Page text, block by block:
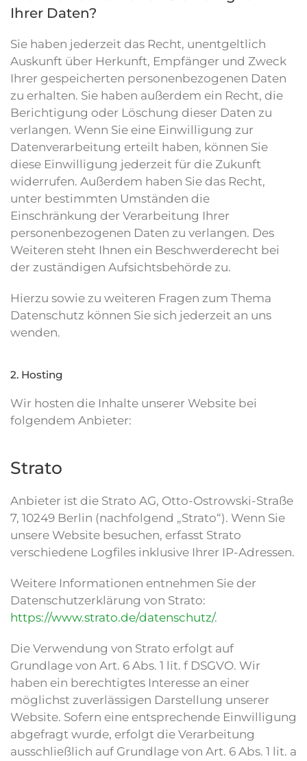
Ihrer Daten?
Sie haben jederzeit das Recht, unentgeltlich
Auskunft über Herkunft, Empfänger und Zweck
Ihrer gespeicherten personenbezogenen Daten
zu erhalten. Sie haben außerdem ein Recht, die
Berichtigung oder Löschung dieser Daten zu
verlangen. Wenn Sie eine Einwilligung zur
Datenverarbeitung erteilt haben, können Sie
diese Einwilligung jederzeit für die Zukunft
widerrufen. Außerdem haben Sie das Recht,
unter bestimmten Umständen die
Einschränkung der Verarbeitung Ihrer
personenbezogenen Daten zu verlangen. Des
Weiteren steht Ihnen ein Beschwerderecht bei
der zuständigen Aufsichtsbehörde zu.
Hierzu sowie zu weiteren Fragen zum Thema
Datenschutz können Sie sich jederzeit an uns
wenden.
2. Hosting
Wir hosten die Inhalte unserer Website bei
folgendem Anbieter:
Strato
Anbieter ist die Strato AG, Otto-Ostrowski-Straße
7, 10249 Berlin (nachfolgend „Strato“). Wenn Sie
unsere Website besuchen, erfasst Strato
verschiedene Logfiles inklusive Ihrer IP-Adressen.
Weitere Informationen entnehmen Sie der
Datenschutzerklärung von Strato:
https://www.strato.de/datenschutz/.
Die Verwendung von Strato erfolgt auf
Grundlage von Art. 6 Abs. 1 lit. f DSGVO. Wir
haben ein berechtigtes Interesse an einer
möglichst zuverlässigen Darstellung unserer
Website. Sofern eine entsprechende Einwilligung
abgefragt wurde, erfolgt die Verarbeitung
ausschließlich auf Grundlage von Art. 6 Abs. 1 lit. a